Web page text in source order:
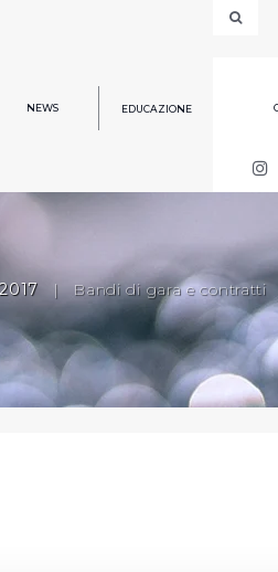
NEWS EDUCAZIONE
2017 | Bandi di gara e contratti